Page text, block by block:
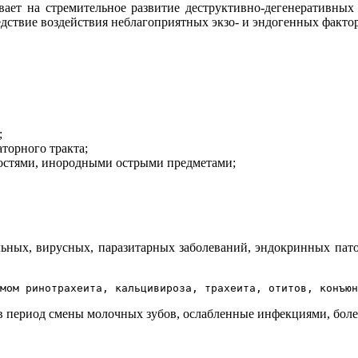
на стремительное развитие деструктивно-
воздействия неблагоприятных экзо- и эндогенных
тракта;
инородными острыми предметами;
вирусных, паразитарных заболеваний, эндокринных
ринотрахеита, кальцивироза, трахеита, отитов,
период смены молочных зубов, ослабленные инфекциями,